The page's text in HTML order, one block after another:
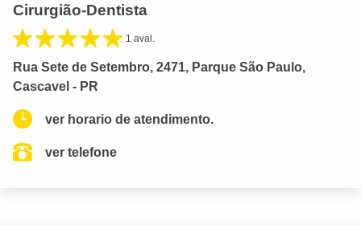
Cirurgião-Dentista
1 aval.
Rua Sete de Setembro, 2471, Parque São Paulo,
Cascavel - PR
ver horario de atendimento.
ver telefone